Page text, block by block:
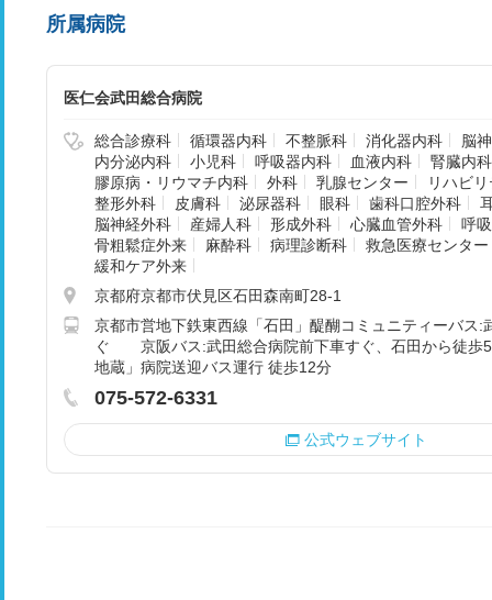
所属病院
医仁会武田総合病院
総合診療科 循環器内科 不整脈科 消化器内科
脳
内分泌内科
小児科 呼吸器内科 血液内科
腎臓内科
膠原病・リウマチ内科
外科 乳腺センター
リハビ
整形外科
皮膚科 泌尿器科 眼科 歯科口腔外科
脳神経外科
産婦人科 形成外科 心臓血管外科
呼
骨粗鬆症外来
麻酔科 病理診断科
救急医療センター
緩和ケア外来
京都府京都市伏見区石田森南町28-1
京都市営地下鉄東西線「石田」醍醐コミュニティーバス:
ぐ 京阪バス:武田総合病院前下車すぐ、石田から徒歩5
地蔵」病院送迎バス運行 徒歩12分
075-572-6331
公式ウェブサイト